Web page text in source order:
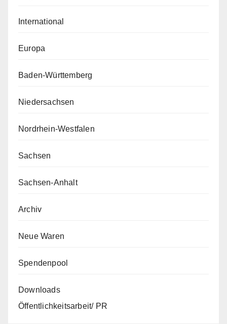
International
Europa
Baden-Württemberg
Niedersachsen
Nordrhein-Westfalen
Sachsen
Sachsen-Anhalt
Archiv
Neue Waren
Spendenpool
Downloads
Öffentlichkeitsarbeit/ PR